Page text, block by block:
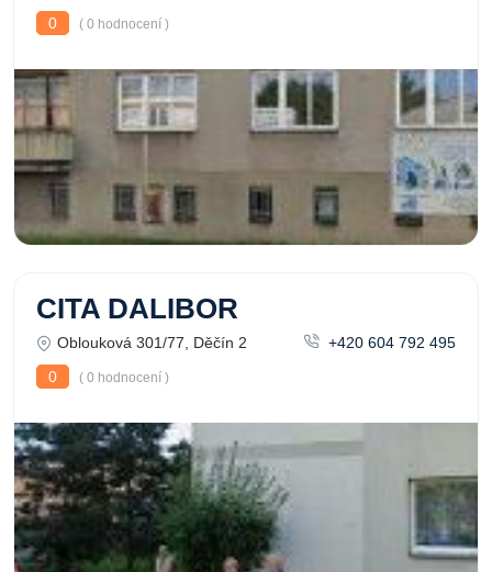
0
( 0 hodnocení )
CITA DALIBOR
Oblouková 301/77, Děčín 2
+420 604 792 495
0
( 0 hodnocení )